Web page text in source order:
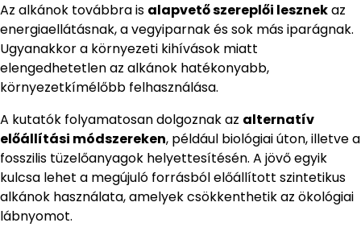
Az alkánok továbbra is alapvető szereplői lesznekaz
energiaellátásnak, a vegyiparnak és sok más iparágnak.
Ugyanakkor a környezeti kihívások miatt
elengedhetetlen az alkánok hatékonyabb,
környezetkímélőbb felhasználása.
A kutatók folyamatosan dolgoznak az alternatív
előállítási módszereken, például biológiai úton, illetve a
fosszilis tüzelőanyagok helyettesítésén. A jövő egyik
kulcsa lehet a megújuló forrásból előállított szintetikus
alkánok használata, amelyek csökkenthetik az ökológiai
lábnyomot.